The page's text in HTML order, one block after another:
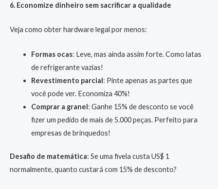
6. Economize dinheiro sem sacrificar a qualidade
Veja como obter hardware legal por menos:
Formas ocas: Leve, mas ainda assim forte. Como latas
de refrigerante vazias!
Revestimento parcial: Pinte apenas as partes que
você pode ver. Economiza 40%!
Comprar a granel: Ganhe 15% de desconto se você
fizer um pedido de mais de 5.000 peças. Perfeito para
empresas de brinquedos!
Desafio de matemática: Se uma fivela custa US$ 1
normalmente, quanto custará com 15% de desconto?